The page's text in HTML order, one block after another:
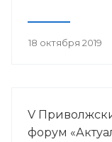
18 октября 2019
V
форум